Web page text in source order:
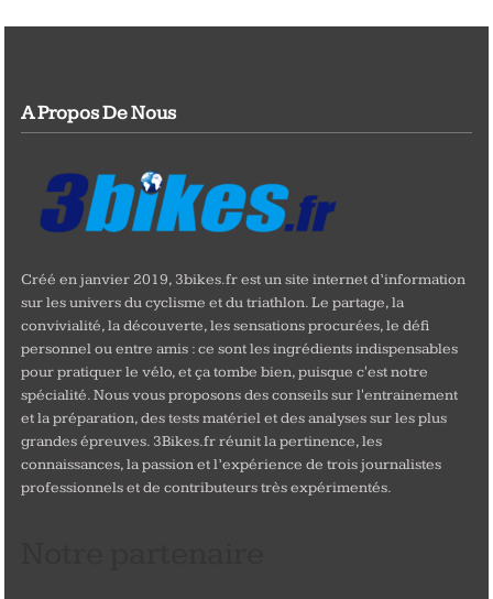
A Propos De Nous
Créé en janvier 2019, 3bikes.fr est un site internet d’information
sur les univers du cyclisme et du triathlon. Le partage, la
convivialité, la découverte, les sensations procurées, le défi
personnel ou entre amis : ce sont les ingrédients indispensables
pour pratiquer le vélo, et ça tombe bien, puisque c'est notre
spécialité. Nous vous proposons des conseils sur l'entrainement
et la préparation, des tests matériel et des analyses sur les plus
grandes épreuves. 3Bikes.fr réunit la pertinence, les
connaissances, la passion et l’expérience de trois journalistes
professionnels et de contributeurs très expérimentés.